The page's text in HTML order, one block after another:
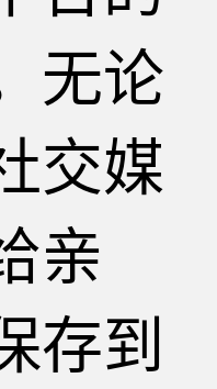
无论
交媒
亲
存到